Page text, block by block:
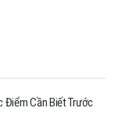
Điểm Cần Biết Trước